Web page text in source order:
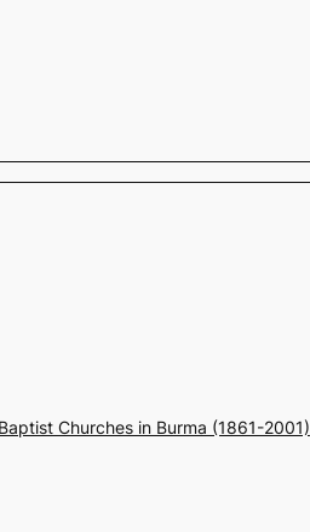
Churches in Burma (1861-2001)